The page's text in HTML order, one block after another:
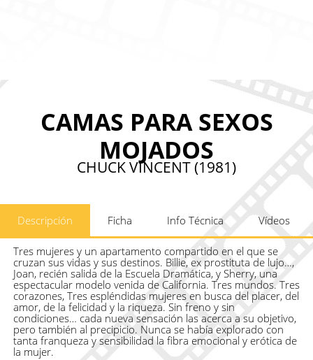
CAMAS PARA SEXOS
MOJADOS
CHUCK VINCENT (1981)
Descripción Ficha Info Técnica Vídeos
Tres mujeres y un apartamento compartido en el que se
cruzan sus vidas y sus destinos. Billie, ex prostituta de lujo…,
Joan, recién salida de la Escuela Dramática, y Sherry, una
espectacular modelo venida de California. Tres mundos. Tres
corazones, Tres espléndidas mujeres en busca del placer, del
amor, de la felicidad y la riqueza. Sin freno y sin
condiciones… cada nueva sensación las acerca a su objetivo,
pero también al precipicio. Nunca se había explorado con
tanta franqueza y sensibilidad la fibra emocional y erótica de
la mujer.